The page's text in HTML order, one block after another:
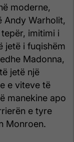
moderne,
Andy Warholit,
imitimi i
jetë i fuqishëm
Madonna,
jetë një
e viteve të
manekine apo
e tyre
Monroen.